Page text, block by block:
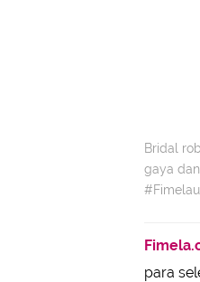
Bridal
gaya
para